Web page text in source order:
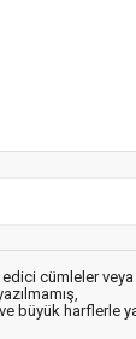
cümleler
büyük harflerle